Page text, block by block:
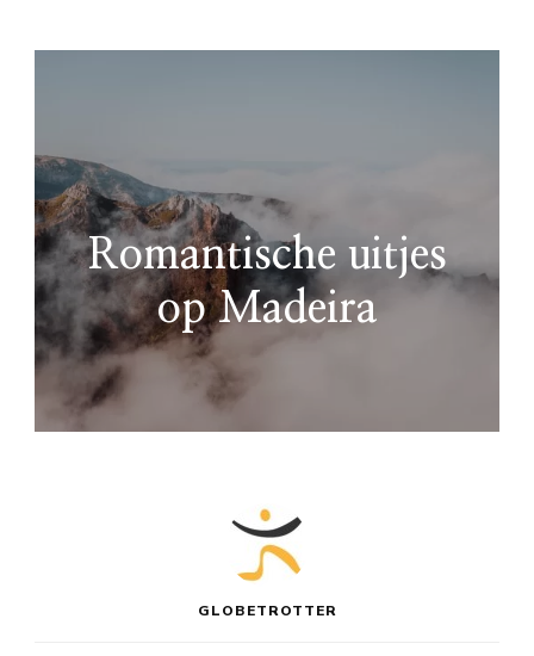
Romantische uitjes
op Madeira
GLOBETROTTER